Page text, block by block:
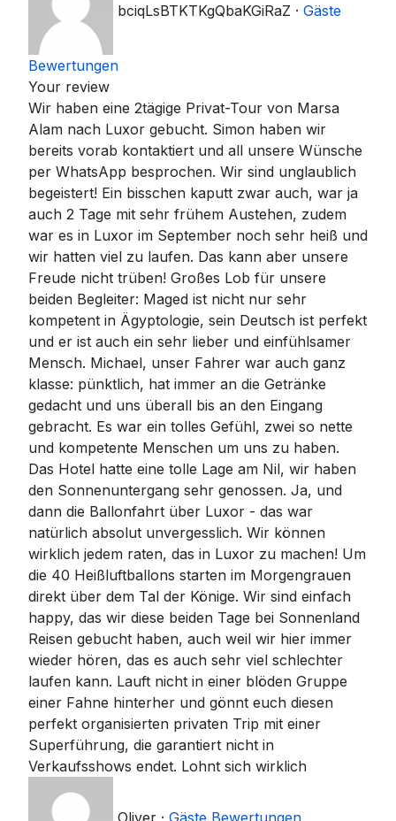
bciqLsBTKTKgQbaKGiRaZ · Gäste
Bewertungen
Your review
Wir haben eine 2tägige Privat-Tour von Marsa
Alam nach Luxor gebucht. Simon haben wir
bereits vorab kontaktiert und all unsere Wünsche
per WhatsApp besprochen. Wir sind unglaublich
begeistert! Ein bisschen kaputt zwar auch, war ja
auch 2 Tage mit sehr frühem Austehen, zudem
war es in Luxor im September noch sehr heiß und
wir hatten viel zu laufen. Das kann aber unsere
Freude nicht trüben! Großes Lob für unsere
beiden Begleiter: Maged ist nicht nur sehr
kompetent in Ägyptologie, sein Deutsch ist perfekt
und er ist auch ein sehr lieber und einfühlsamer
Mensch. Michael, unser Fahrer war auch ganz
klasse: pünktlich, hat immer an die Getränke
gedacht und uns überall bis an den Eingang
gebracht. Es war ein tolles Gefühl, zwei so nette
und kompetente Menschen um uns zu haben.
Das Hotel hatte eine tolle Lage am Nil, wir haben
den Sonnenuntergang sehr genossen. Ja, und
dann die Ballonfahrt über Luxor - das war
natürlich absolut unvergesslich. Wir können
wirklich jedem raten, das in Luxor zu machen! Um
die 40 Heißluftballons starten im Morgengrauen
direkt über dem Tal der Könige. Wir sind einfach
happy, das wir diese beiden Tage bei Sonnenland
Reisen gebucht haben, auch weil wir hier immer
wieder hören, das es auch sehr viel schlechter
laufen kann. Lauft nicht in einer blöden Gruppe
einer Fahne hinterher und gönnt euch diesen
perfekt organisierten privaten Trip mit einer
Superführung, die garantiert nicht in
Verkaufsshows endet. Lohnt sich wirklich